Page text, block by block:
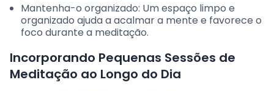
Mantenha-o organizado: Um espaço limpo e
organizado ajuda a acalmar a mente e favorece o
foco durante a meditação.
Incorporando Pequenas Sessões de
Meditação ao Longo do Dia